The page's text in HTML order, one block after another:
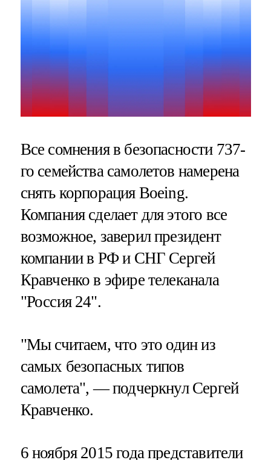
Все сомнения в безопасности 737-
го семейства самолетов намерена
снять корпорация Boeing.
Компания сделает для этого все
возможное, заверил президент
компании в РФ и СНГ Сергей
Кравченко в эфире телеканала
"Россия 24".
"Мы считаем, что это один из
самых безопасных типов
самолета", — подчеркнул Сергей
Кравченко.
6 ноября 2015 года представители